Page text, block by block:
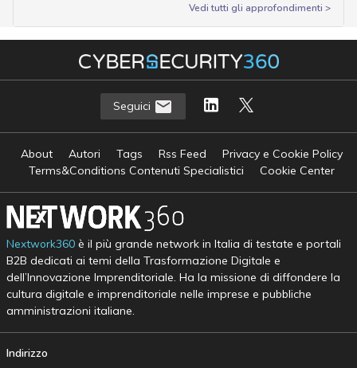
Vedi tutti gli approfondimenti >
Seguici
About Autori Tags Rss Feed
Privacy e Cookie Policy
Terms&Conditions Contenuti Specialistici
Cookie Center
Nextwork360è il più grande network in Italia di testate e portali
B2B dedicati ai temi della Trasformazione Digitale e
dell’Innovazione Imprenditoriale. Ha la missione di diffondere la
cultura digitale e imprenditoriale nelle imprese e pubbliche
amministrazioni italiane.
Indirizzo